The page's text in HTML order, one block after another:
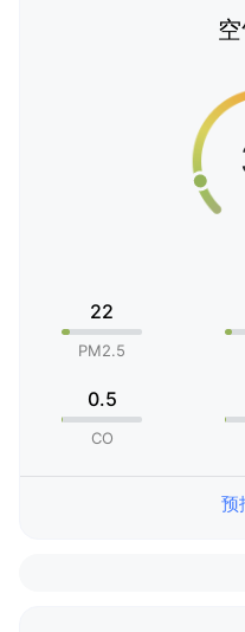
22
PM2.5
0.5
CO
预